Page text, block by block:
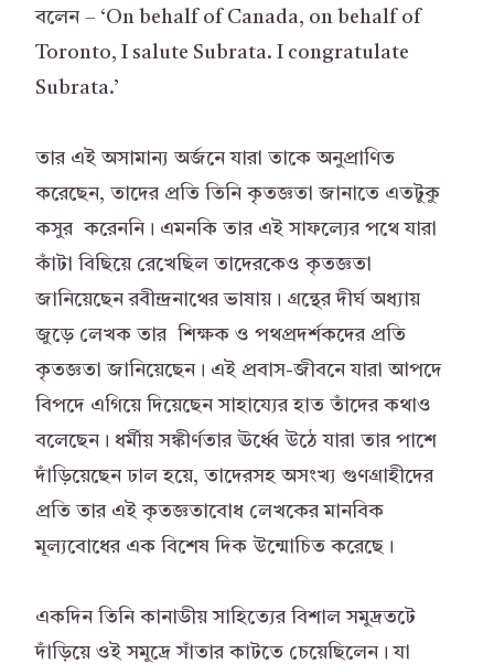
বলেন – ‘On behalf of Canada, on behalf of
Toronto, I salute Subrata. I congratulate
Subrata.’
তার এই অসামান্য অর্জনে যারা তাকে অনুপ্রাণিত
করেছেন, তাদের প্রতি তিনি কৃতজ্ঞতা জানাতে এতটুকু
কসুর করেননি। এমনকি তার এই সাফল্যের পথে যারা
কাঁটা বিছিয়ে রেখেছিল তাদেরকেও কৃতজ্ঞতা
জানিয়েছেন রবীন্দ্রনাথের ভাষায়। গ্রন্থের দীর্ঘ অধ্যায়
জুড়ে লেখক তার শিক্ষক ও পথপ্রদর্শকদের প্রতি
কৃতজ্ঞতা জানিয়েছেন। এই প্রবাস-জীবনে যারা আপদে
বিপদে এগিয়ে দিয়েছেন সাহায্যের হাত তাঁদের কথাও
বলেছেন। ধর্মীয় সঙ্কীর্ণতার ঊর্ধ্বে উঠে যারা তার পাশে
দাঁড়িয়েছেন ঢাল হয়ে, তাদেরসহ অসংখ্য গুণগ্রাহীদের
প্রতি তার এই কৃতজ্ঞতাবোধ লেখকের মানবিক
মূল্যবোধের এক বিশেষ দিক উন্মোচিত করেছে।
একদিন তিনি কানাডীয় সাহিত্যের বিশাল সমুদ্রতটে
দাঁড়িয়ে ওই সমুদ্রে সাঁতার কাটতে চেয়েছিলেন। যা